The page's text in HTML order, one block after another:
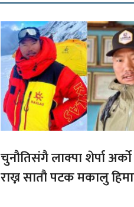
चुनौतिसंगै लाक्पा शेर्पा अर्को
राख्न सातौ पटक मकालु